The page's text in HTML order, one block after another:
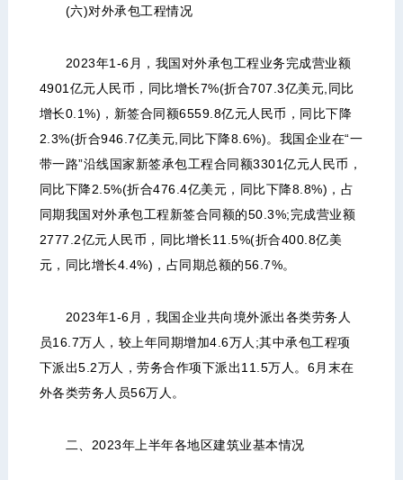
(六)对外承包工程情况
2023年1-6月，我国对外承包工程业务完成营业额
4901亿元人民币，同比增长7%(折合707.3亿美元,同比
增长0.1%)，新签合同额6559.8亿元人民币，同比下降
2.3%(折合946.7亿美元,同比下降8.6%)。我国企业在“一
带一路”沿线国家新签承包工程合同额3301亿元人民币，
同比下降2.5%(折合476.4亿美元，同比下降8.8%)，占
同期我国对外承包工程新签合同额的50.3%;完成营业额
2777.2亿元人民币，同比增长11.5%(折合400.8亿美
元，同比增长4.4%)，占同期总额的56.7%。
2023年1-6月，我国企业共向境外派出各类劳务人
员16.7万人，较上年同期增加4.6万人;其中承包工程项
下派出5.2万人，劳务合作项下派出11.5万人。6月末在
外各类劳务人员56万人。
二、2023年上半年各地区建筑业基本情况